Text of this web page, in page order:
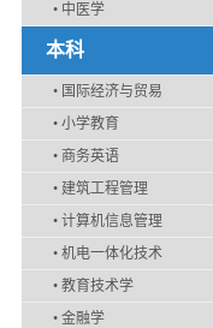
• 中医学
本科
• 国际经济与贸易
• 小学教育
• 商务英语
• 建筑工程管理
• 计算机信息管理
• 机电一体化技术
• 教育技术学
• 金融学